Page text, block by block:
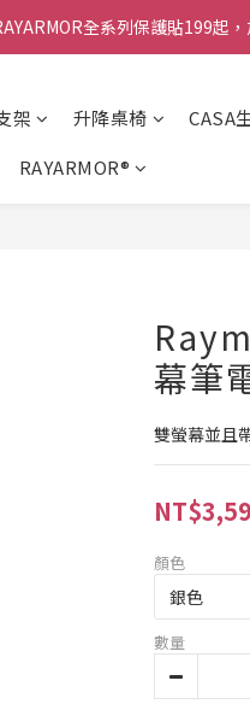
全系列保護貼199起，
架 升降桌椅 CASA
RAYARMOR®
幕筆
雙螢幕並且
顏色
數量